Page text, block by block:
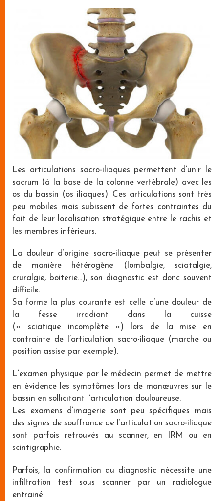
Les articulations sacro-iliaques permettent d’unir le
sacrum (à la base de la colonne vertébrale) avec les
os du bassin (os iliaques). Ces articulations sont très
peu mobiles mais subissent de fortes contraintes du
fait de leur localisation stratégique entre le rachis et
les membres inférieurs.
La douleur d’origine sacro-iliaque peut se présenter
de manière hétérogène (lombalgie, sciatalgie,
cruralgie, boiterie…), son diagnostic est donc souvent
difficile.
Sa forme la plus courante est celle d’une douleur de
la fesse irradiant dans la cuisse
(« sciatique incomplète ») lors de la mise en
contrainte de l’articulation sacro-iliaque (marche ou
position assise par exemple).
L’examen physique par le médecin permet de mettre
en évidence les symptômes lors de manœuvres sur le
bassin en sollicitant l’articulation douloureuse.
Les examens d’imagerie sont peu spécifiques mais
des signes de souffrance de l’articulation sacro-iliaque
sont parfois retrouvés au scanner, en IRM ou en
scintigraphie.
Parfois, la confirmation du diagnostic nécessite une
infiltration test sous scanner par un radiologue
entrainé.